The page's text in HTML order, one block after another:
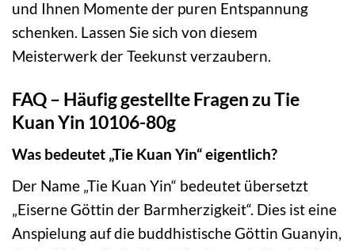
und Ihnen Momente der puren Entspannung
schenken. Lassen Sie sich von diesem
Meisterwerk der Teekunst verzaubern.
FAQ – Häufig gestellte Fragen zu Tie
Kuan Yin 10106-80g
Was bedeutet „Tie Kuan Yin“ eigentlich?
Der Name „Tie Kuan Yin“ bedeutet übersetzt
„Eiserne Göttin der Barmherzigkeit“. Dies ist eine
Anspielung auf die buddhistische Göttin Guanyin,